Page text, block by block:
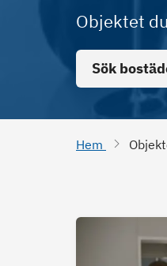
Objektet
Sök
Hem